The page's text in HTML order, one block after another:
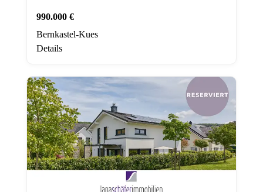
990.000 €
Bernkastel-Kues
Details